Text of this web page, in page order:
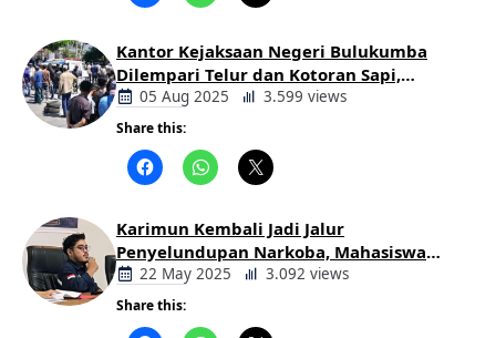
Kantor Kejaksaan Negeri Bulukumba
Dilempari Telur dan Kotoran Sapi,
Keluarga Korban Lakalantas Tuntut
Keadilan
05 Aug 2025 3.599 views
Share this:
Karimun Kembali Jadi Jalur
Penyelundupan Narkoba, Mahasiswa
Desak Pemkab dan Aparat Bertindak
Tegas
22 May 2025 3.092 views
Share this: